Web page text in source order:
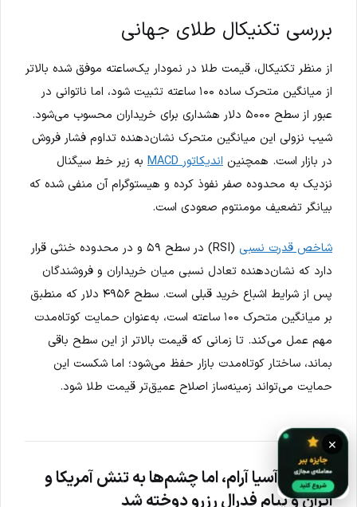
بررسی تکنیکال طلای جهانی
از منظر تکنیکال، قیمت طلا در نمودار یک‌ساعته موفق شده بالاتر
از میانگین متحرک ساده ۱۰۰ ساعته تثبیت شود، اما ناتوانی در
عبور از سطح ۵۰۰۰ دلار هشداری برای خریداران محسوب می‌شود.
شیب نزولی این میانگین متحرک نشان‌دهنده تداوم فشار فروش
در بازار است. همچنین اندیکاتور MACD
به زیر خط سیگنال
نزدیک به محدوده صفر نفوذ کرده و هیستوگرام آن منفی شده که
بیانگر تضعیف مومنتوم صعودی است.
شاخص قدرت نسبی
(RSI) در سطح ۵۹ و در محدوده خنثی قرار
دارد که نشان‌دهنده تعادل نسبی میان خریداران و فروشندگان
پس از شرایط اشباع خرید قبلی است. سطح ۴۹۵۶ دلار که منطبق
بر میانگین متحرک ۱۰۰ ساعته است، به‌عنوان حمایت کوتاه‌مدت
مهم عمل می‌کند. تا زمانی که قیمت بالاتر از این سطح باقی
بماند، ساختار کوتاه‌مدت بازار حفظ می‌شود؛ اما شکست این
حمایت می‌تواند زمینه‌ساز اصلاح عمیق‌تر قیمت طلا شود.
بازارهای آسیا آرام، اما چشم‌ها به تنش آمریکا و
ایران و پیام فدرال رزرو دوخته شد
×